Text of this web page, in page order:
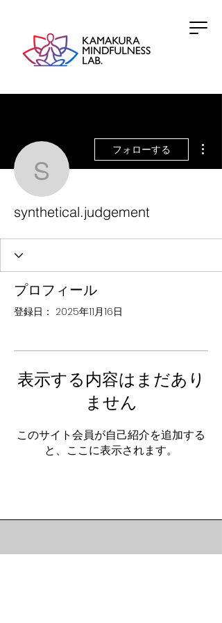
フォローする
synthetical.judgement
プロフィール
登録日： 2025年11月16日
表示する内容はまだあり
ません
このサイト会員が自己紹介を追加する
と、ここに表示されます。